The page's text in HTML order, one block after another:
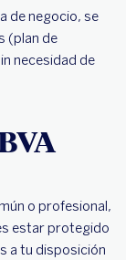
de negocio, se
(plan de
necesidad de
o profesional,
estar protegido
a tu disposición